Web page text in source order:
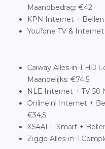
Maandbedrag: €42
KPN Internet +
Youfone TV &
Caiway Alles-in-1 HD
Maandelijks: €74,5
NLE Internet + TV 50
Online.nl Internet +
€34,5
XS4ALL Smart +
Ziggo Alles-in-1